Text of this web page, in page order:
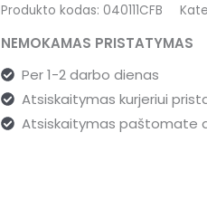
Produkto kodas: 040111CFB
NEMOKAMAS PRISTATYMAS
Per 1-2 darbo dienas
Atsiskaitymas kurjeriui
Atsiskaitymas paštomate